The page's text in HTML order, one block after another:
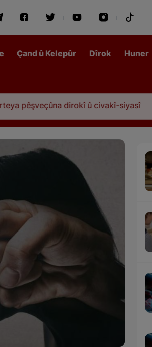
Çand û Kelepûr Dîrok Huner
dirokî û civakî-siyasî